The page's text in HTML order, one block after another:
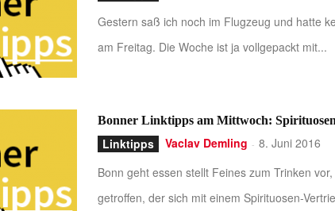
Gestern saß ich noch im Flugzeug und hatte
am Freitag. Die Woche ist ja vollgepackt mit...
Bonner Linktipps am Mittwoch:
Linktipps Vaclav Demling - 8. Juni 2016
Bonn geht essen stellt Feines zum Trinken
getroffen, der sich mit einem Spirituosen-